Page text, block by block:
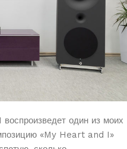
один из моих
«My Heart and I»